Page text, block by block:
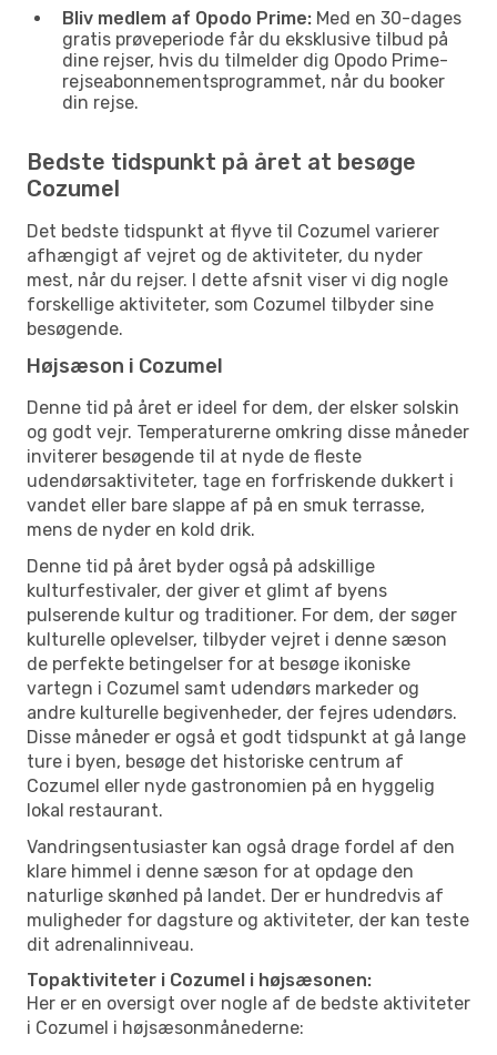
Bliv medlem af Opodo Prime: Med en 30-dages
gratis prøveperiode får du eksklusive tilbud på
dine rejser, hvis du tilmelder dig Opodo Prime-
rejseabonnementsprogrammet, når du booker
din rejse.
Bedste tidspunkt på året at besøge
Cozumel
Det bedste tidspunkt at flyve til Cozumel varierer
afhængigt af vejret og de aktiviteter, du nyder
mest, når du rejser. I dette afsnit viser vi dig nogle
forskellige aktiviteter, som Cozumel tilbyder sine
besøgende.
Højsæson i Cozumel
Denne tid på året er ideel for dem, der elsker solskin
og godt vejr. Temperaturerne omkring disse måneder
inviterer besøgende til at nyde de fleste
udendørsaktiviteter, tage en forfriskende dukkert i
vandet eller bare slappe af på en smuk terrasse,
mens de nyder en kold drik.
Denne tid på året byder også på adskillige
kulturfestivaler, der giver et glimt af byens
pulserende kultur og traditioner. For dem, der søger
kulturelle oplevelser, tilbyder vejret i denne sæson
de perfekte betingelser for at besøge ikoniske
vartegn i Cozumel samt udendørs markeder og
andre kulturelle begivenheder, der fejres udendørs.
Disse måneder er også et godt tidspunkt at gå lange
ture i byen, besøge det historiske centrum af
Cozumel eller nyde gastronomien på en hyggelig
lokal restaurant.
Vandringsentusiaster kan også drage fordel af den
klare himmel i denne sæson for at opdage den
naturlige skønhed på landet. Der er hundredvis af
muligheder for dagsture og aktiviteter, der kan teste
dit adrenalinniveau.
Topaktiviteter i Cozumel i højsæsonen:
Her er en oversigt over nogle af de bedste aktiviteter
i Cozumel i højsæsonmånederne: